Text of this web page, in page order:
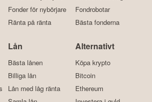
Fonder för nybörjare
Ränta på ränta
Fondrobotar
Bästa fonderna
Lån
Bästa lånen
Billiga lån
Lån med låg ränta
Alternativt
Köpa krypto
Bitcoin
Ethereum